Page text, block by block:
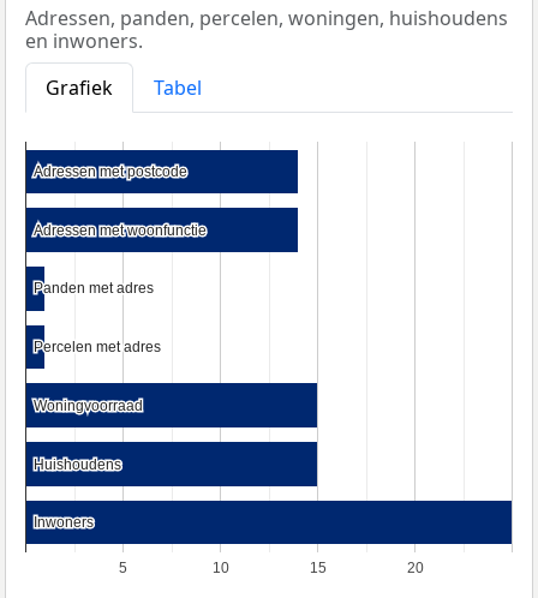
Adressen, panden, percelen, woningen, huishoudens
en inwoners.
Grafiek
Tabel
5 10 15 20
Adressen met postcode
Adressen met postcode
Adressen met woonfunctie
Adressen met woonfunctie
Panden met adres
Panden met adres
Percelen met adres
Percelen met adres
Woningvoorraad
Woningvoorraad
Huishoudens
Huishoudens
Inwoners
Inwoners